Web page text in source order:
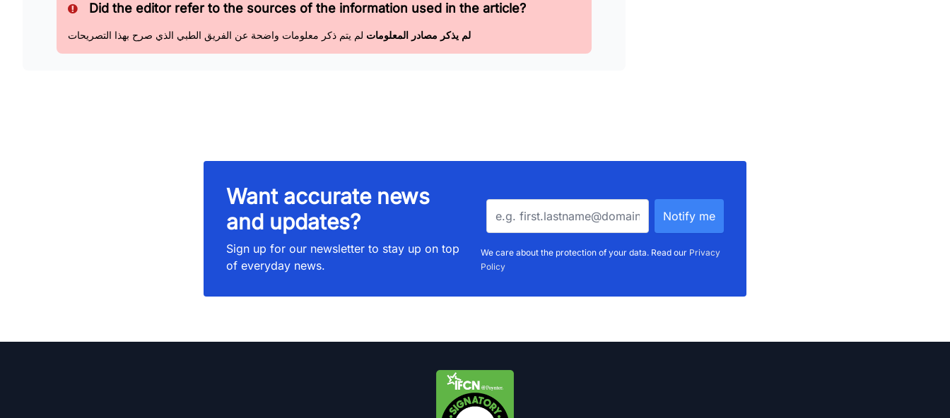
Did the editor refer to the sources of the information used in the article?
لم يذكر مصادر المعلومات لم يتم ذكر معلومات واضحة عن الفريق الطبي الذي صرح بهذا التصريحات
Want accurate news
and updates?
Sign up for our newsletter to stay up on top
of everyday news.
We care about the protection of your data. Read our Privacy
Policy